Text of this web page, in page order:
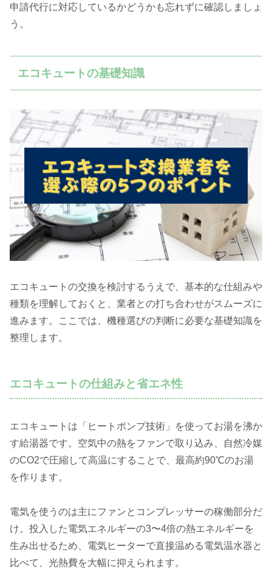
申請代行に対応しているかどうかも忘れずに確認しましょ
う。
エコキュートの基礎知識
エコキュートの交換を検討するうえで、基本的な仕組みや
種類を理解しておくと、業者との打ち合わせがスムーズに
進みます。ここでは、機種選びの判断に必要な基礎知識を
整理します。
エコキュートの仕組みと省エネ性
エコキュートは「ヒートポンプ技術」を使ってお湯を沸か
す給湯器です。空気中の熱をファンで取り込み、自然冷媒
のCO2で圧縮して高温にすることで、最高約90℃のお湯
を作ります。
電気を使うのは主にファンとコンプレッサーの稼働部分だ
け。投入した電気エネルギーの3〜4倍の熱エネルギーを
生み出せるため、電気ヒーターで直接温める電気温水器と
比べて、光熱費を大幅に抑えられます。